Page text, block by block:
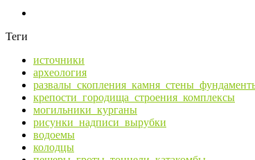
Теги
источники
археология
крепости_городища_строения_комплексы
могильники_курганы
рисунки_надписи_вырубки
водоемы
колодцы